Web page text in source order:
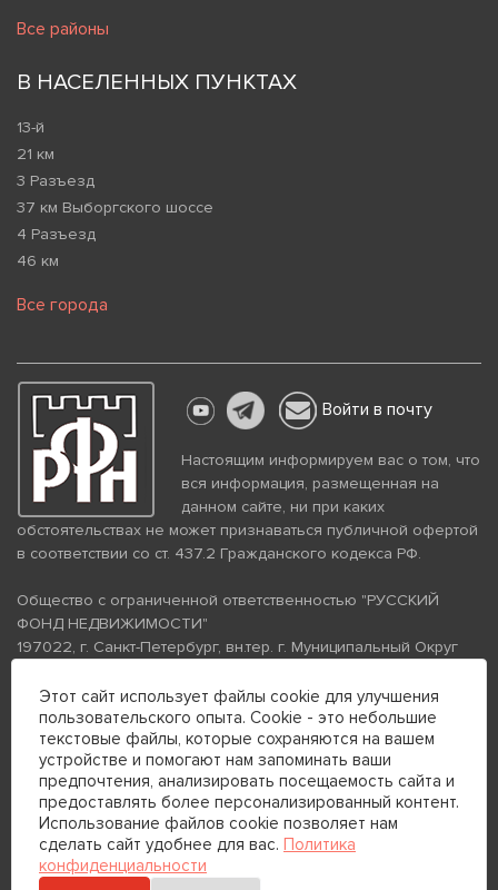
Все районы
В НАСЕЛЕННЫХ ПУНКТАХ
13-й
21 км
3 Разъезд
37 км Выборгского шоссе
4 Разъезд
46 км
Все города
Войти в почту
Настоящим информируем вас о том, что
вся информация, размещенная на
данном сайте, ни при каких
обстоятельствах не может признаваться публичной офертой
в соответствии со ст. 437.2 Гражданского кодекса РФ.
Общество с ограниченной ответственностью "РУССКИЙ
ФОНД НЕДВИЖИМОСТИ"
197022, г. Санкт-Петербург, вн.тер. г. Муниципальный Округ
помещение 26Н, комната 103
ИНН 7813672570 КПП 781301001 ОГРН 1237800058870
Политика конфиденциальности
Политика обработки
персональных данных
Телефон для связи:
+7 (812) 200-99-98
+7 (812) 200-88-89
Этот сайт использует файлы cookie для улучшения
пользовательского опыта. Cookie - это небольшие
текстовые файлы, которые сохраняются на вашем
устройстве и помогают нам запоминать ваши
предпочтения, анализировать посещаемость сайта и
предоставлять более персонализированный контент.
Использование файлов cookie позволяет нам
сделать сайт удобнее для вас. Политика
конфиденциальности